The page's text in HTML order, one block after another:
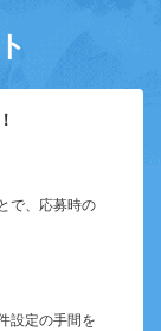
で、応募時の
設定の手間を